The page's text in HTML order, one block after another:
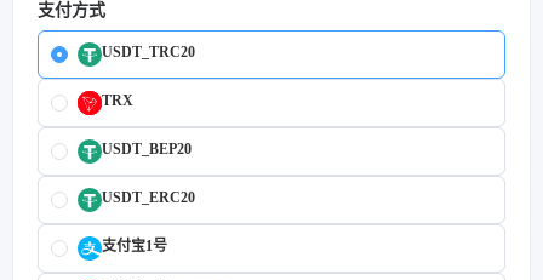
支付方式
USDT_TRC20
TRX
USDT_BEP20
USDT_ERC20
支付宝1号